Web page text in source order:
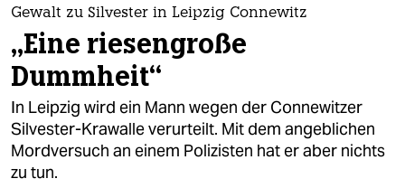
themen
politik
öko
gesellschaft
kultur
Gewalt zu Silvester in Leipzig Connewitz
„Eine riesengroße
Dummheit“
In Leipzig wird ein Mann wegen der Connewitzer
Silvester-Krawalle verurteilt. Mit dem angeblichen
Mordversuch an einem Polizisten hat er aber nichts
zu tun.